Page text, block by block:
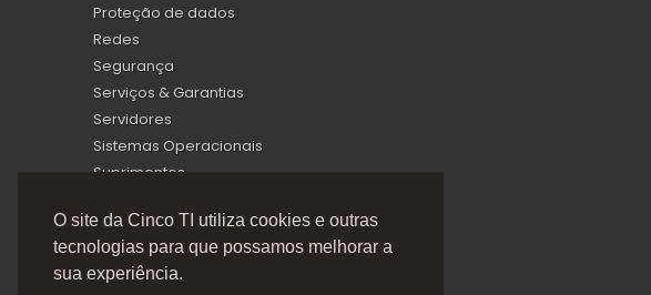
O site da Cinco TI utiliza cookies e outras
tecnologias para que possamos melhorar a
sua experiência.
Proteção de dados
Redes
Segurança
Serviços & Garantias
Servidores
Sistemas Operacionais
Suprimentos